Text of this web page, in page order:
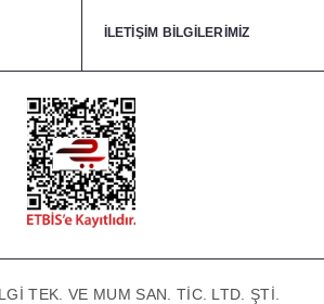
İLETİŞİM BİLGİLERİMİZ
TEK. VE MUM SAN. TİC. LTD. ŞTİ.